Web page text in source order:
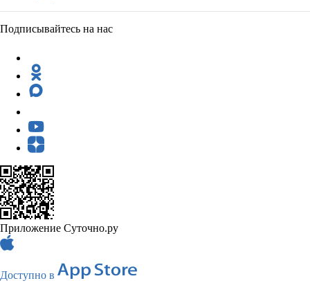
Подписывайтесь на нас
Приложение Суточно.ру
Доступно в